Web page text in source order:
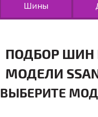
Шины
ПОДБОР ШИН
МОДЕЛИ
ВЫБЕРИТЕ